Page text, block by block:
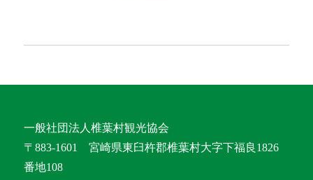
一般社団法人椎葉村観光協会
〒883-1601 宮崎県東臼杵郡椎葉村大字下福良1826
番地108